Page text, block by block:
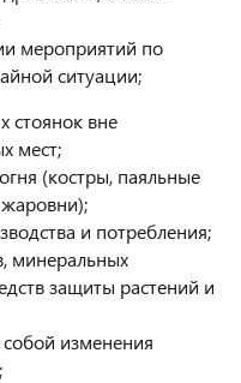
мероприятий по
ситуации;
стоянок вне
мест;
(костры, паяльные
и потребления;
минеральных
защиты растений и
собой изменения